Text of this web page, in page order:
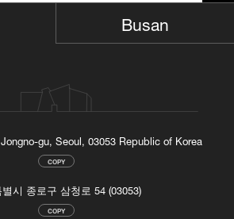
gu, Seoul, 03053 Republic of Korea
COPY
시 종로구 삼청로 54 (03053)
COPY
Busan